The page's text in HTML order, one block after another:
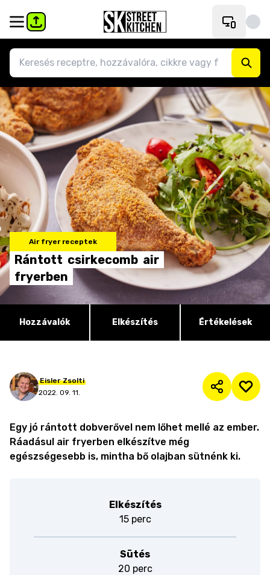
Air fryer receptek
Rántott csirkecomb air
fryerben
Hozzávalók Elkészítés Értékelések
Eisler Zsolti
2022. 09. 11.
Egy jó rántott dobverővel nem lőhet mellé az ember.
Ráadásul air fryerben elkészítve még
egészségesebb is, mintha bő olajban sütnénk ki.
Elkészítés
15 perc
Sütés
20 perc